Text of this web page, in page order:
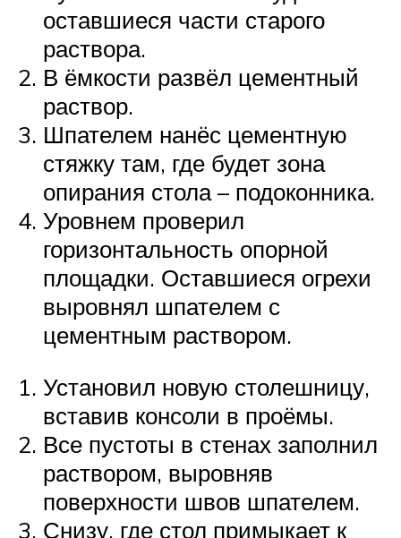
оставшиеся части старого
раствора.
В ёмкости развёл цементный
раствор.
Шпателем нанёс цементную
стяжку там, где будет зона
опирания стола – подоконника.
Уровнем проверил
горизонтальность опорной
площадки. Оставшиеся огрехи
выровнял шпателем с
цементным раствором.
Установил новую столешницу,
вставив консоли в проёмы.
Все пустоты в стенах заполнил
раствором, выровняв
поверхности швов шпателем.
Снизу, где стол примыкает к